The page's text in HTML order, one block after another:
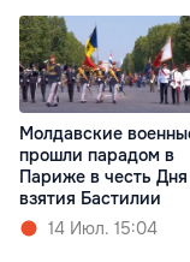
Молдавские
прошли парадом в
Париже в честь Дня
взятия Бастилии
14 Июл. 15:04